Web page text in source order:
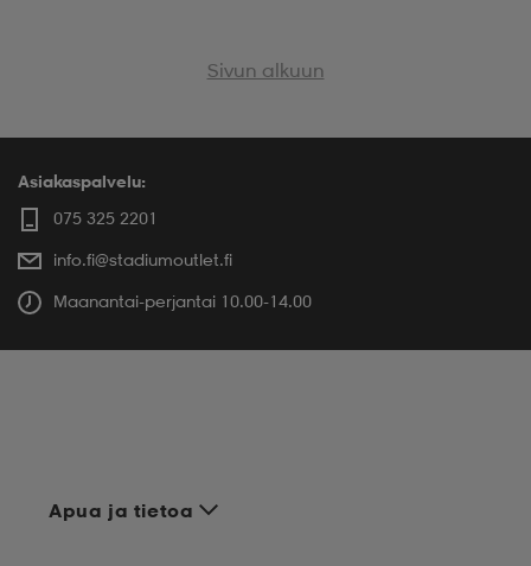
Sivun alkuun
Asiakaspalvelu:
075 325 2201
info.fi@stadiumoutlet.fi
Maanantai-perjantai 10.00-14.00
Apua ja tietoa